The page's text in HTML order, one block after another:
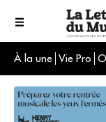
À la une Vie Pro